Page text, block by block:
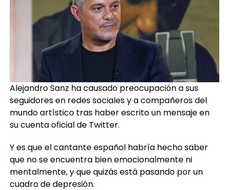
Alejandro Sanz ha causado preocupación a sus
seguidores en redes sociales y a compañeros del
mundo artístico tras haber escrito un mensaje en
su cuenta oficial de Twitter.
Y es que el cantante español habría hecho saber
que no se encuentra bien emocionalmente ni
mentalmente, y que quizás está pasando por un
cuadro de depresión.